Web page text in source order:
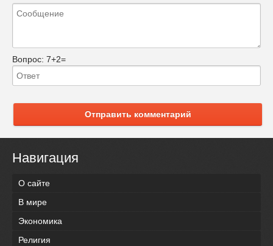
Вопрос: 7+2=
Отправить комментарий
Навигация
О сайте
В мире
Экономика
Религия